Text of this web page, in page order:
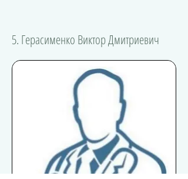
5. Герасименко Виктор Дмитриевич